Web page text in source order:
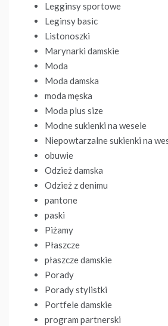
Legginsy sportowe
Leginsy basic
Listonoszki
Marynarki damskie
Moda
Moda damska
moda męska
Moda plus size
Modne sukienki na wesele
Niepowtarzalne sukienki na
obuwie
Odzież damska
Odzież z denimu
pantone
paski
Piżamy
Płaszcze
płaszcze damskie
Porady
Porady stylistki
Portfele damskie
program partnerski